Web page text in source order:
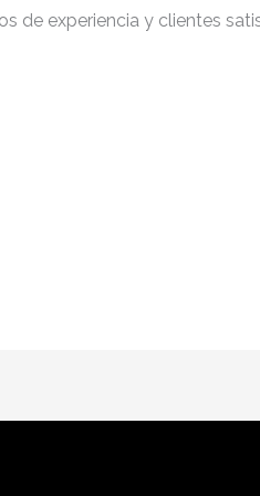
de experiencia y clientes